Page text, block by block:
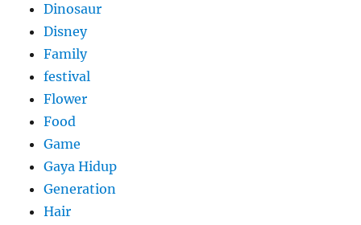
Dinosaur
Disney
Family
festival
Flower
Food
Game
Gaya Hidup
Generation
Hair